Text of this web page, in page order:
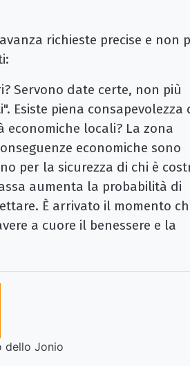
richieste precise e non
Servono date certe, non più
Esiste piena consapevolezza
locali? La zona
economiche sono
per la sicurezza di chi è
aumenta la probabilità di
È arrivato il momento
a cuore il benessere e la
dello Jonio